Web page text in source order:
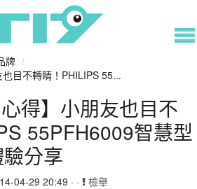
牌 /
目不轉睛！PHILIPS 55...
得】小朋友也目不
55PFH6009智慧型
分享
04-29 20:49 · · 檢舉